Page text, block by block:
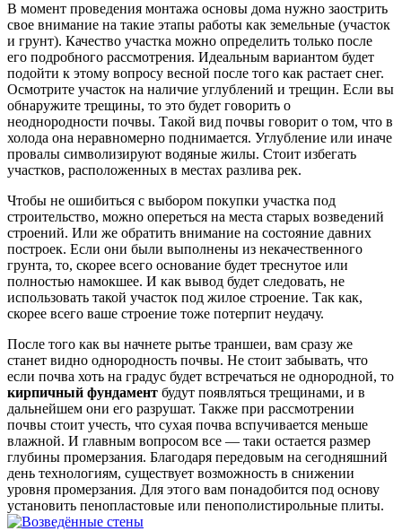
В момент проведения монтажа основы дома нужно заострить
свое внимание на такие этапы работы как земельные (участок
и грунт). Качество участка можно определить только после
его подробного рассмотрения. Идеальным вариантом будет
подойти к этому вопросу весной после того как растает снег.
Осмотрите участок на наличие углублений и трещин. Если вы
обнаружите трещины, то это будет говорить о
неоднородности почвы. Такой вид почвы говорит о том, что в
холода она неравномерно поднимается. Углубление или иначе
провалы символизируют водяные жилы. Стоит избегать
участков, расположенных в местах разлива рек.
Чтобы не ошибиться с выбором покупки участка под
строительство, можно опереться на места старых возведений
строений. Или же обратить внимание на состояние давних
построек. Если они были выполнены из некачественного
грунта, то, скорее всего основание будет треснутое или
полностью намокшее. И как вывод будет следовать, не
использовать такой участок под жилое строение. Так как,
скорее всего ваше строение тоже потерпит неудачу.
После того как вы начнете рытье траншеи, вам сразу же
станет видно однородность почвы. Не стоит забывать, что
если почва хоть на градус будет встречаться не однородной, то
кирпичный фундамент будут появляться трещинами, и в
дальнейшем они его разрушат. Также при рассмотрении
почвы стоит учесть, что сухая почва вспучивается меньше
влажной. И главным вопросом все — таки остается размер
глубины промерзания. Благодаря передовым на сегодняшний
день технологиям, существует возможность в снижении
уровня промерзания. Для этого вам понадобится под основу
установить пенопластовые или пенополистирольные плиты.